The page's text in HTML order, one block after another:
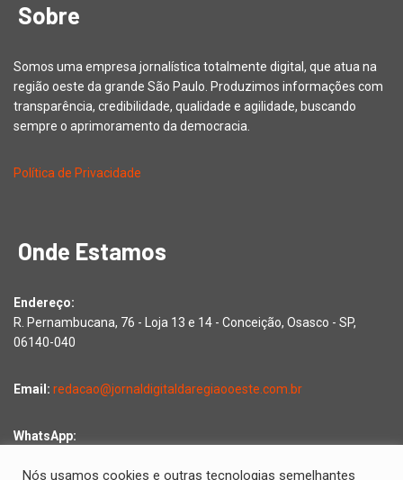
Sobre
Somos uma empresa jornalística totalmente digital, que atua na
região oeste da grande São Paulo. Produzimos informações com
transparência, credibilidade, qualidade e agilidade, buscando
sempre o aprimoramento da democracia.
Política de Privacidade
Onde Estamos
Endereço:
R. Pernambucana, 76 - Loja 13 e 14 - Conceição, Osasco - SP,
06140-040
Email: redacao@jornaldigitaldaregiaooeste.com.br
WhatsApp:
Nós usamos cookies e outras tecnologias semelhantes